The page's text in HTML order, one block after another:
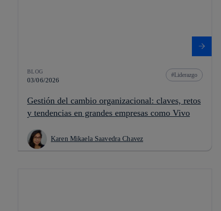
BLOG
03/06/2026
Liderazgo
Gestión del cambio organizacional: claves, retos
y tendencias en grandes empresas como Vivo
Karen Mikaela Saavedra Chavez